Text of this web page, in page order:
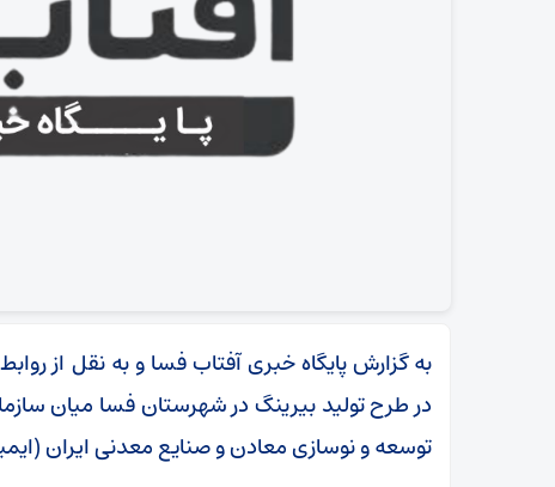
به گزارش پایگاه خبری آفتاب فسا و به نقل از
در طرح تولید بیرینگ در شهرستان فسا میان
توسعه و نوسازی معادن و صنایع معدنی ایران